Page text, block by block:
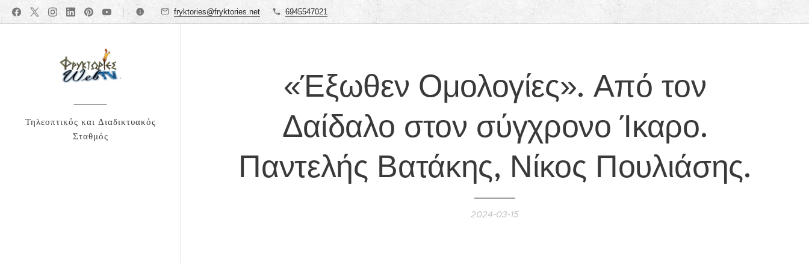
fryktories@fryktories.net 6945547021
Τηλεοπτικός και Διαδικτυακός
Σταθμός
«Έξωθεν Ομολογίες». Από τον
Δαίδαλο στον σύγχρονο Ίκαρο.
Παντελής Βατάκης, Νίκος Πουλιάσης.
2024-03-15